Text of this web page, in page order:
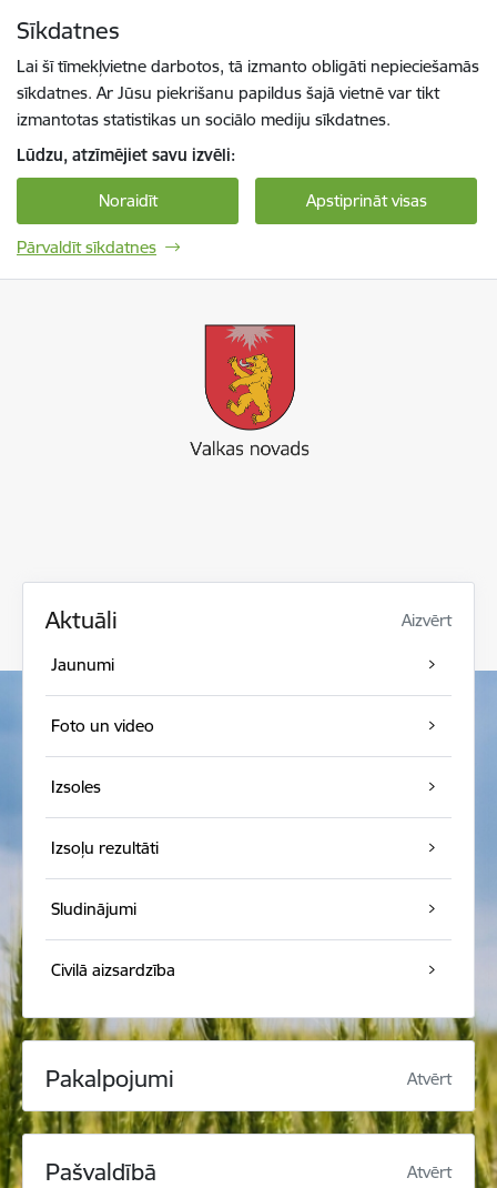
Sīkdatnes
Lai šī tīmekļvietne darbotos, tā izmanto obligāti nepieciešamās
sīkdatnes. Ar Jūsu piekrišanu papildus šajā vietnē var tikt
izmantotas statistikas un sociālo mediju sīkdatnes.
Lūdzu, atzīmējiet savu izvēli:
Noraidīt Apstiprināt visas
Pārvaldīt sīkdatnes
Aktuāli Aizvērt
Jaunumi
Foto un video
Izsoles
Izsoļu rezultāti
Sludinājumi
Civilā aizsardzība
Pakalpojumi Atvērt
Pašvaldībā Atvērt